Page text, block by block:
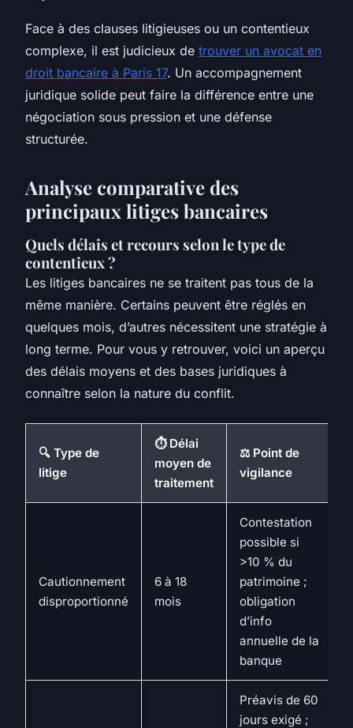
Face à des clauses litigieuses ou un contentieux
complexe, il est judicieux de trouver un avocat en
droit bancaire à Paris 17. Un accompagnement
juridique solide peut faire la différence entre une
négociation sous pression et une défense
structurée.
Analyse comparative des
principaux litiges bancaires
Quels délais et recours selon le type de
contentieux ?
Les litiges bancaires ne se traitent pas tous de la
même manière. Certains peuvent être réglés en
quelques mois, d’autres nécessitent une stratégie à
long terme. Pour vous y retrouver, voici un aperçu
des délais moyens et des bases juridiques à
connaître selon la nature du conflit.
🔍 Type de
litige
⏱️ Délai
moyen de
traitement
⚖️ Point de
vigilance
Cautionnement
disproportionné
6 à 18
mois
Contestation
possible si
>10 % du
patrimoine ;
obligation
d’info
annuelle de la
banque
Préavis de 60
jours exigé ;